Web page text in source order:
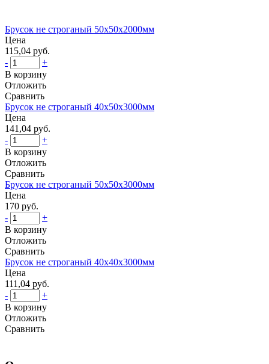
Брусок не строганый 50х50х2000мм
Цена
115,04 руб.
-
+
В корзину
Отложить
Сравнить
Брусок не строганый 40х50х3000мм
Цена
141,04 руб.
-
+
В корзину
Отложить
Сравнить
Брусок не строганый 50х50х3000мм
Цена
170 руб.
-
+
В корзину
Отложить
Сравнить
Брусок не строганый 40х40х3000мм
Цена
111,04 руб.
-
+
В корзину
Отложить
Сравнить